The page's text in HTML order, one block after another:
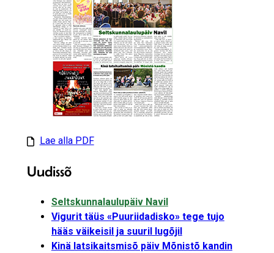
Lae alla PDF
Uudissõ
Seltskunnalaulupäiv Navil
Vigurit täüs «Puuriidadisko» tege tujo
hääs väikeisil ja suuril lugõjil
Kinä latsikaitsmisõ päiv Mõnistõ kandin